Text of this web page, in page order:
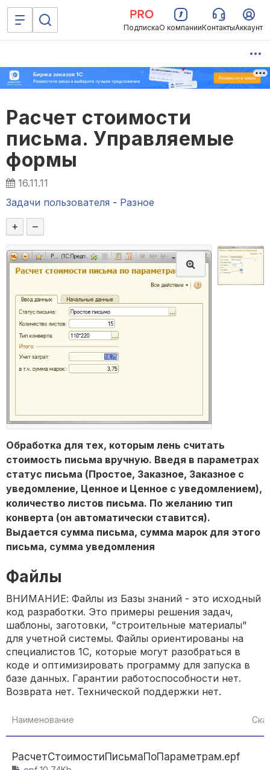
ПодпискаО компанииКонтактыАккаунт
Расчет стоимости
письма. Управляемые
формы
16.11.11
Задачи пользователя - Разное
+
–
Обработка для тех, которым лень считать
стоимость письма вручную. Введя в параметрах
статус письма (Простое, Заказное, Заказное с
уведомление, Ценное и Ценное с уведомлением),
количество листов письма. По желанию тип
конверта (он автоматически ставится).
Выдается сумма письма, сумма марок для этого
письма, сумма уведомления
Файлы
ВНИМАНИЕ: Файлы из Базы знаний - это исходный
код разработки. Это примеры решения задач,
шаблоны, заготовки, "строительные материалы"
для учетной системы. Файлы ориентированы на
специалистов 1С, которые могут разобраться в
коде и оптимизировать программу для запуска в
базе данных. Гарантии работоспособности нет.
Возврата нет. Технической поддержки нет.
Наименование
РасчетСтоимостиПисьмаПоПараметрам.epf